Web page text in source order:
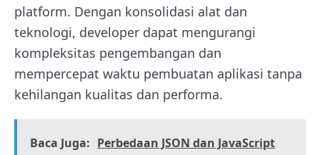
platform. Dengan konsolidasi alat dan
teknologi, developer dapat mengurangi
kompleksitas pengembangan dan
mempercepat waktu pembuatan aplikasi tanpa
kehilangan kualitas dan performa.
Baca Juga: Perbedaan JSON dan JavaScript